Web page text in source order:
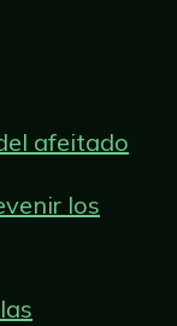
afeitado
los